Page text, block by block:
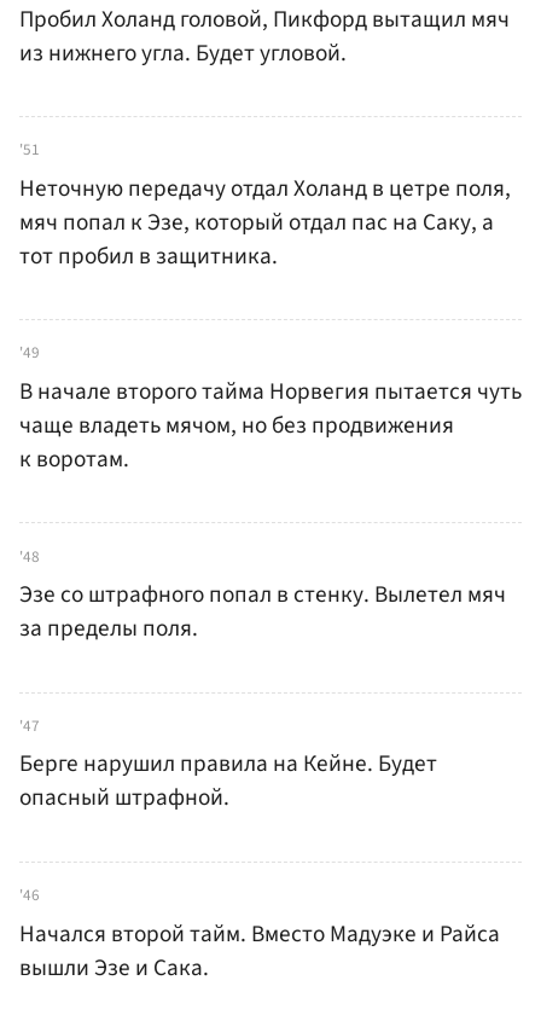
Пробил Холанд головой, Пикфорд вытащил мяч
из нижнего угла. Будет угловой.
'51
Неточную передачу отдал Холанд в цетре поля,
мяч попал к Эзе, который отдал пас на Саку, а
тот пробил в защитника.
'49
В начале второго тайма Норвегия пытается чуть
чаще владеть мячом, но без продвижения
к воротам.
'48
Эзе со штрафного попал в стенку. Вылетел мяч
за пределы поля.
'47
Берге нарушил правила на Кейне. Будет
опасный штрафной.
'46
Начался второй тайм. Вместо Мадуэке и Райса
вышли Эзе и Сака.